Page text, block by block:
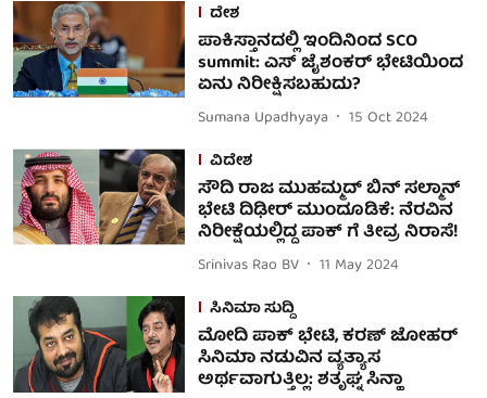
ದೇಶ
ಪಾಕಿಸ್ತಾನದಲ್ಲಿ ಇಂದಿನಿಂದ SCO
summit: ಎಸ್ ಜೈಶಂಕರ್ ಭೇಟಿಯಿಂದ
ಏನು ನಿರೀಕ್ಷಿಸಬಹುದು?
Sumana Upadhyaya
15 Oct 2024
ವಿದೇಶ
ಸೌದಿ ರಾಜ ಮುಹಮ್ಮದ್ ಬಿನ್ ಸಲ್ಮಾನ್
ಭೇಟಿ ದಿಢೀರ್ ಮುಂದೂಡಿಕೆ: ನೆರವಿನ
ನಿರೀಕ್ಷೆಯಲ್ಲಿದ್ದ ಪಾಕ್ ಗೆ ತೀವ್ರ ನಿರಾಸೆ!
Srinivas Rao BV
11 May 2024
ಸಿನಿಮಾ ಸುದ್ದಿ
ಮೋದಿ ಪಾಕ್ ಭೇಟಿ, ಕರಣ್ ಜೋಹರ್
ಸಿನಿಮಾ ನಡುವಿನ ವ್ಯತ್ಯಾಸ
ಅರ್ಥವಾಗುತ್ತಿಲ್ಲ: ಶತೃಘ್ನ ಸಿನ್ಹಾ